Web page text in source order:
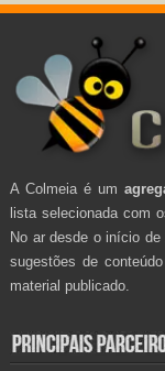
A Colmeia é um
lista selecionada com
No ar desde o início de
sugestões de
material publicado.